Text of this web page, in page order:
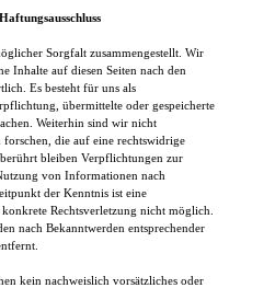
Sorgfalt zusammengestellt. Wir
Inhalte auf diesen Seiten nach den
Es besteht für uns als
übermittelte oder gespeicherte
Weiterhin sind wir nicht
die auf eine rechtswidrige
bleiben Verpflichtungen zur
von Informationen nach
der Kenntnis ist eine
Rechtsverletzung nicht möglich.
nach Bekanntwerden entsprechender
kein nachweislich vorsätzliches oder